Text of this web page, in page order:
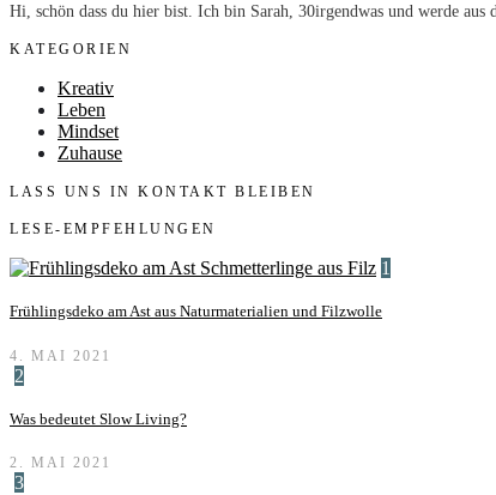
Hi, schön dass du hier bist. Ich bin Sarah, 30irgendwas und werde
KATEGORIEN
Kreativ
Leben
Mindset
Zuhause
LASS UNS IN KONTAKT BLEIBEN
LESE-EMPFEHLUNGEN
1
Frühlingsdeko am Ast aus Naturmaterialien und Filzwolle
4. MAI 2021
2
Was bedeutet Slow Living?
2. MAI 2021
3